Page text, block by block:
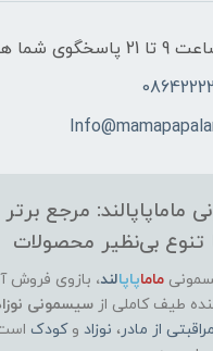
هستیم
ماماپاپالند: مرجع
تنوع بی‌نظیر محصولات
ماماپاپالند، بازوی فروش
طیف کاملی از سیسمونی
مراقبتی از مادر، نوزاد وکودک